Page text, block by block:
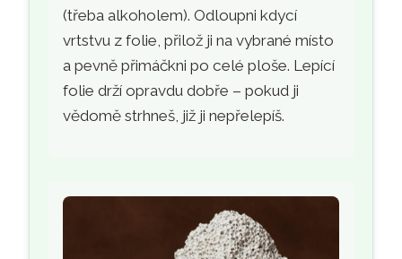
(třeba alkoholem). Odloupni kdycí
vrtstvu z folie, přilož ji na vybrané místo
a pevně přimáčkni po celé ploše. Lepící
folie drží opravdu dobře – pokud ji
vědomě strhneš, již ji nepřelepíš.